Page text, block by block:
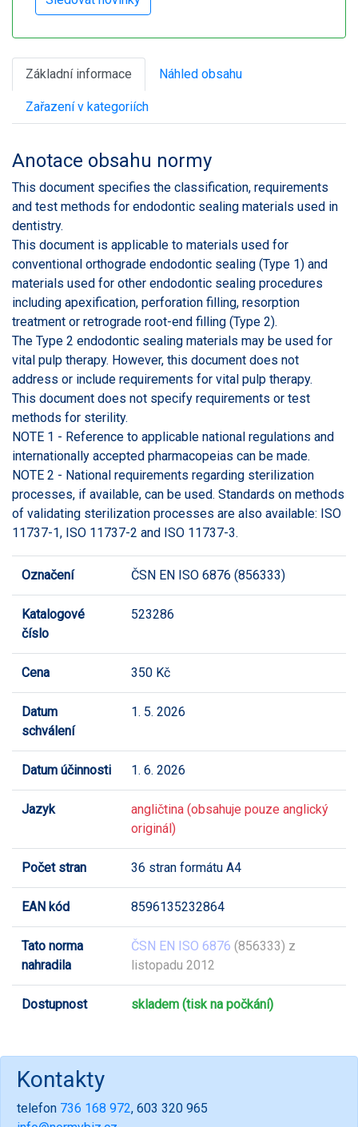
Základní informace Náhled obsahu
Zařazení v kategoriích
Anotace obsahu normy
This document specifies the classification, requirements
and test methods for endodontic sealing materials used in
dentistry.
This document is applicable to materials used for
conventional orthograde endodontic sealing (Type 1) and
materials used for other endodontic sealing procedures
including apexification, perforation filling, resorption
treatment or retrograde root-end filling (Type 2).
The Type 2 endodontic sealing materials may be used for
vital pulp therapy. However, this document does not
address or include requirements for vital pulp therapy.
This document does not specify requirements or test
methods for sterility.
NOTE 1 - Reference to applicable national regulations and
internationally accepted pharmacopeias can be made.
NOTE 2 - National requirements regarding sterilization
processes, if available, can be used. Standards on methods
of validating sterilization processes are also available: ISO
11737-1, ISO 11737-2 and ISO 11737-3.
Označení ČSN EN ISO 6876 (856333)
Katalogové
číslo
523286
Cena 350 Kč
Datum
schválení
1. 5. 2026
Datum účinnosti 1. 6. 2026
Jazyk
angličtina (obsahuje pouze anglický
originál)
Počet stran 36 stran formátu A4
EAN kód 8596135232864
Tato norma
nahradila
ČSN EN ISO 6876 (856333) z
listopadu 2012
Dostupnost skladem (tisk na počkání)
Kontakty
telefon 736 168 972, 603 320 965